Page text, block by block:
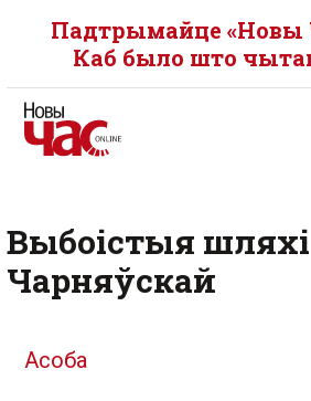
Падтрымайце «Новы
Каб было што
Выбоістыя
Чарняўскай
Асоба